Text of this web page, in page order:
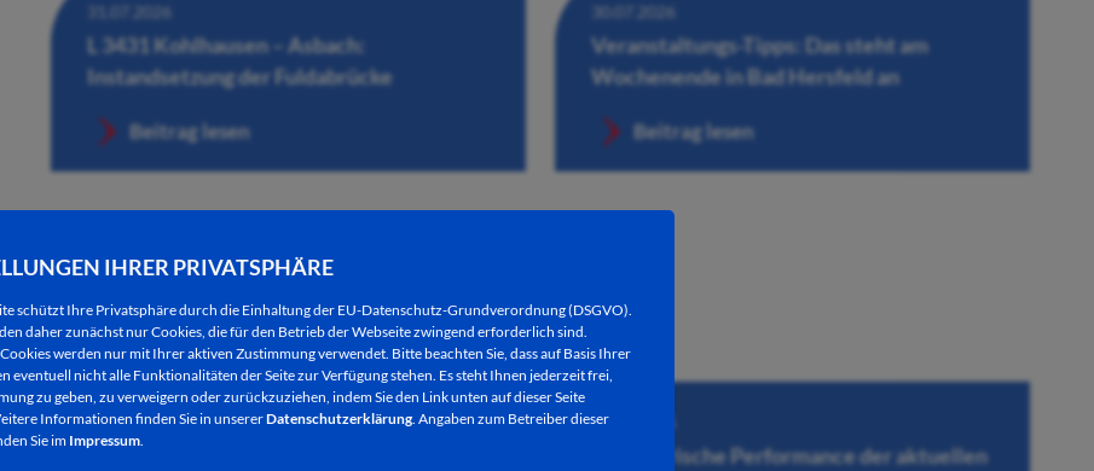
IHRER PRIVATSPHÄRE
schützt Ihre Privatsphäre durch die Einhaltung der EU-Datenschutz-Grundverordnung (DSGVO).
daher zunächst nur Cookies, die für den Betrieb der Webseite zwingend erforderlich sind.
werden nur mit Ihrer aktiven Zustimmung verwendet. Bitte beachten Sie, dass auf Basis Ihrer
eventuell nicht alle Funktionalitäten der Seite zur Verfügung stehen. Es steht Ihnen jederzeit frei,
zu geben, zu verweigern oder zurückzuziehen, indem Sie den Link unten auf dieser Seite
Informationen finden Sie in unsererDatenschutzerklärung. Angaben zum Betreiber dieser
Sie im Impressum.
31.07.2026
L 3431 Kohlhausen – Asbach:
Instandsetzung der Fuldabrücke
Beitrag lesen
30.07.2026
Veranstaltungs-Tipps: Das steht am
Wochenende in Bad Hersfeld an
Beitrag lesen
30.07.2026
30.07.2026
Künstlerische Performance der aktuellen